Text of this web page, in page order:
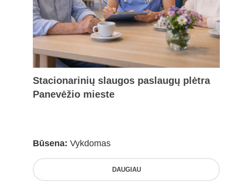
Stacionarinių slaugos paslaugų plėtra
Panevėžio mieste
Būsena: Vykdomas
DAUGIAU